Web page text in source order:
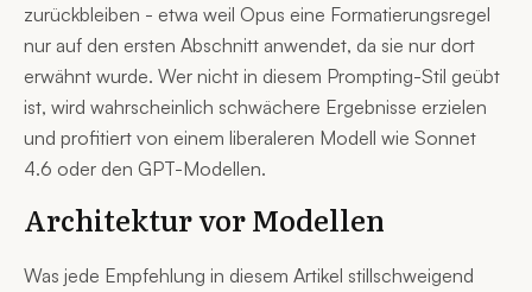
zurückbleiben - etwa weil Opus eine Formatierungsregel
nur auf den ersten Abschnitt anwendet, da sie nur dort
erwähnt wurde. Wer nicht in diesem Prompting-Stil geübt
ist, wird wahrscheinlich schwächere Ergebnisse erzielen
und profitiert von einem liberaleren Modell wie Sonnet
4.6 oder den GPT-Modellen.
Architektur vor Modellen
Was jede Empfehlung in diesem Artikel stillschweigend